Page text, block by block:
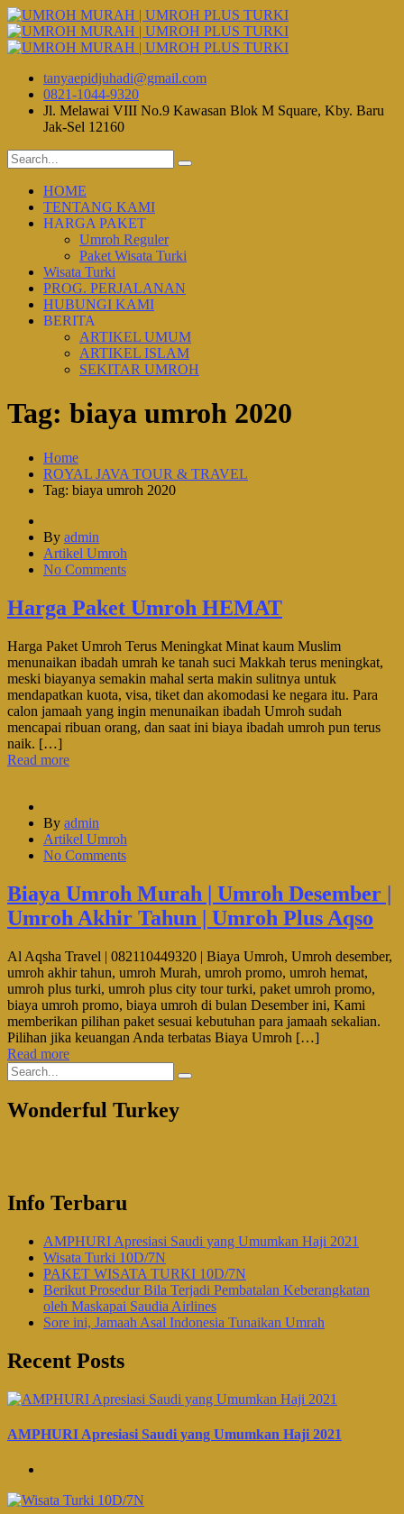
tanyaepidjuhadi@gmail.com
0821-1044-9320
Jl. Melawai VIII No.9 Kawasan Blok M Square, Kby. Baru
Jak-Sel 12160
HOME
TENTANG KAMI
HARGA PAKET
Umroh Reguler
Paket Wisata Turki
Wisata Turki
PROG. PERJALANAN
HUBUNGI KAMI
BERITA
ARTIKEL UMUM
ARTIKEL ISLAM
SEKITAR UMROH
Tag: biaya umroh 2020
Home
ROYAL JAVA TOUR & TRAVEL
Tag: biaya umroh 2020
By admin
Artikel Umroh
No Comments
Harga Paket Umroh HEMAT
Harga Paket Umroh Terus Meningkat Minat kaum Muslim
menunaikan ibadah umrah ke tanah suci Makkah terus meningkat,
meski biayanya semakin mahal serta makin sulitnya untuk
mendapatkan kuota, visa, tiket dan akomodasi ke negara itu. Para
calon jamaah yang ingin menunaikan ibadah Umroh sudah
mencapai ribuan orang, dan saat ini biaya ibadah umroh pun terus
naik. […]
Read more
By admin
Artikel Umroh
No Comments
Biaya Umroh Murah | Umroh Desember |
Umroh Akhir Tahun | Umroh Plus Aqso
Al Aqsha Travel | 082110449320 | Biaya Umroh, Umroh desember,
umroh akhir tahun, umroh Murah, umroh promo, umroh hemat,
umroh plus turki, umroh plus city tour turki, paket umroh promo,
biaya umroh promo, biaya umroh di bulan Desember ini, Kami
memberikan pilihan paket sesuai kebutuhan para jamaah sekalian.
Pilihan jika keuangan Anda terbatas Biaya Umroh […]
Read more
Wonderful Turkey
Info Terbaru
AMPHURI Apresiasi Saudi yang Umumkan Haji 2021
Wisata Turki 10D/7N
PAKET WISATA TURKI 10D/7N
Berikut Prosedur Bila Terjadi Pembatalan Keberangkatan
oleh Maskapai Saudia Airlines
Sore ini, Jamaah Asal Indonesia Tunaikan Umrah
Recent Posts
AMPHURI Apresiasi Saudi yang Umumkan Haji 2021